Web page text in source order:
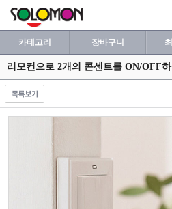
카테고리 장바구니
리모컨으로 2개의 콘센트를 ON/OFF